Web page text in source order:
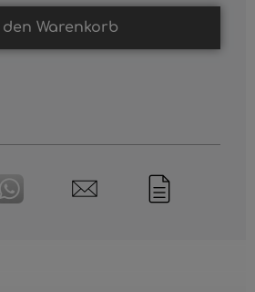
den Warenkorb